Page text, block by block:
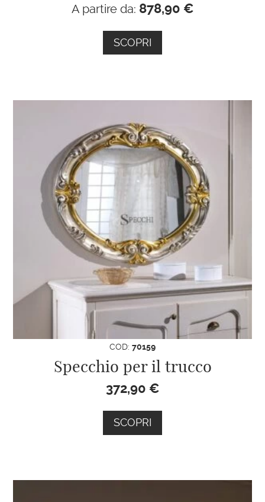
A partire da: 878,90 €
SCOPRI
COD: 70159
Specchio per il trucco
372,90 €
SCOPRI